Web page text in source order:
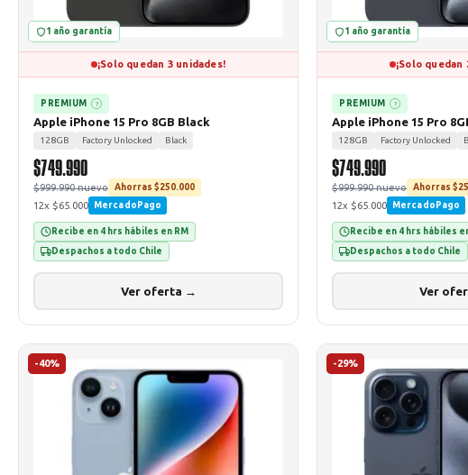
1 año garantía
¡Solo quedan 3 unidades!
PREMIUM ?
Apple iPhone 15 Pro 8GB Black
128GB Factory Unlocked Black
$749.990
$999.990 nuevo Ahorras $250.000
12x $65.000 MercadoPago
Recibe en 4 hrs hábiles en RM
Despachos a todo Chile
Ver oferta →
1 año garantía
¡Solo quedan
PREMIUM ?
Apple iPhone 15 Pro
128GB Factory Unlocked
$749.990
$999.990 nuevo Ahorras
12x $65.000 MercadoPago
Recibe en 4 hrs hábiles
Despachos a todo Chile
Ver
-40% -29%